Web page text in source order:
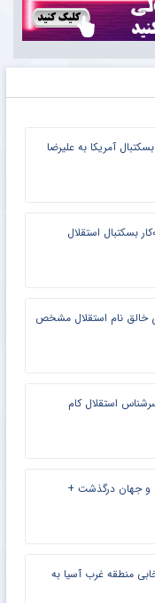
آمریکا به علیرضا
بسکتبال استقلال
خالق نام استقلال مشخص
استقلال کام
و جهان درگذشت +
منطقه غرب آسیا به